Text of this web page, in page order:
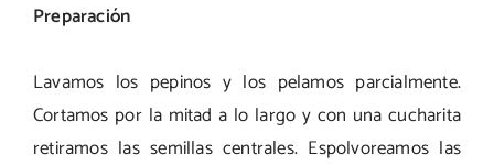
Preparación
Lavamos los pepinos y los pelamos parcialmente.
Cortamos por la mitad a lo largo y con una cucharita
retiramos las semillas centrales. Espolvoreamos las